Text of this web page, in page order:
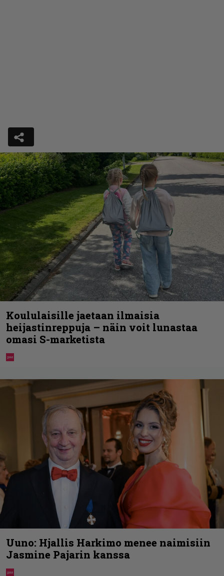
Koululaisille jaetaan ilmaisia
heijastinreppuja – näin voit lunastaa
omasi S-marketista
Uuno: Hjallis Harkimo menee naimisiin
Jasmine Pajarin kanssa